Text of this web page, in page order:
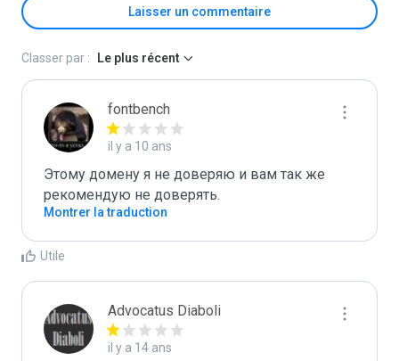
Laisser un commentaire
Classer par : Le plus récent
fontbench
il y a 10 ans
Этому домену я не доверяю и вам так же
рекомендую не доверять.
Montrer la traduction
Utile
Advocatus Diaboli
il y a 14 ans